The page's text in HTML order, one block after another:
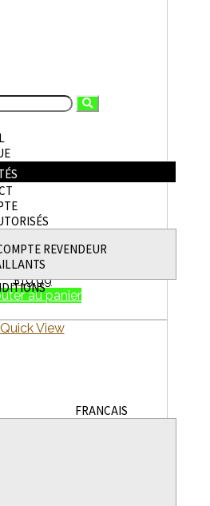
REVENDEUR
FRANÇAIS
(WAGCOO10FM30BK)
$19.99
au panier
Quick View